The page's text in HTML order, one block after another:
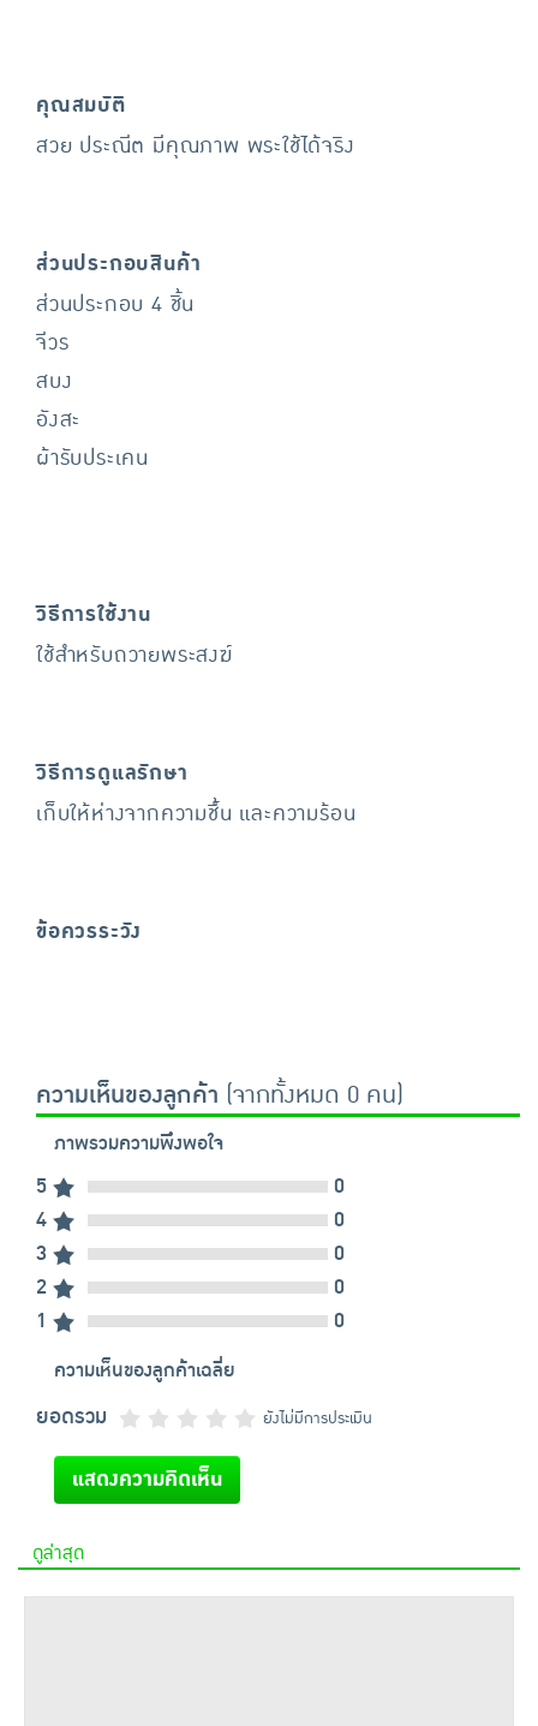
คุณสมบัติ
สวย ประณีต มีคุณภาพ พระใช้ได้จริง
ส่วนประกอบสินค้า
ส่วนประกอบ 4 ชิ้น
จีวร
สบง
อังสะ
ผ้ารับประเคน
วิธีการใช้งาน
ใช้สำหรับถวายพระสงฆ์
วิธีการดูแลรักษา
เก็บให้ห่างจากความชื้น และความร้อน
ข้อควรระวัง
ความเห็นของลูกค้า (จากทั้งหมด 0 คน)
ภาพรวมความพึงพอใจ
5
0
4
0
3
0
2
0
1
0
ความเห็นของลูกค้าเฉลี่ย
ยอดรวม ยังไม่มีการประเมิน
แสดงความคิดเห็น
ดูล่าสุด